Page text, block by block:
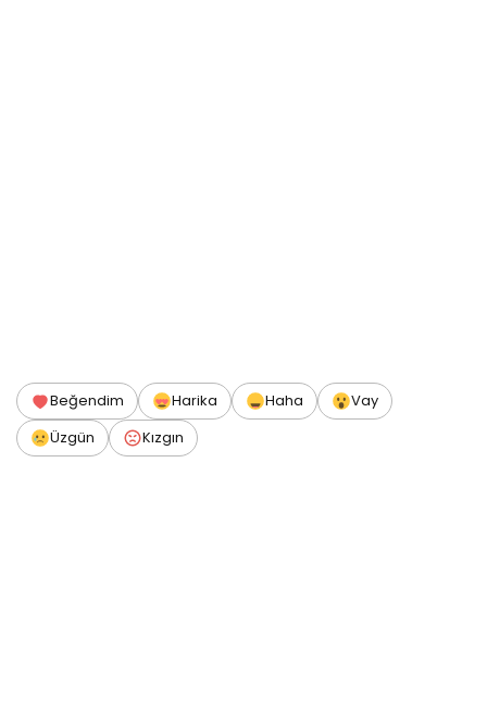
Beğendim Harika Haha
Vay
Üzgün
Kızgın